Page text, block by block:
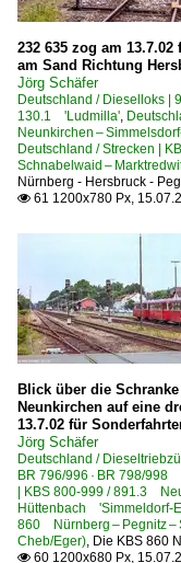
Brücken
Tunnel
Dampfloks
BR 01 DB
BR 01.10
BR 01.10
BR 18.4-6
BR 23 DB
BR 50 DB
BR 50 DB
BR 52 DR
BR 52.8
BR 93.5-12
Dieselloks | 92
2014
2015
2016
2017
2018
2020
2021
2023
2024
2025
2026
232 635 zog am
am Sand Richtung
Jörg Schäfer
Deutschland / Dieselloks
130.1 'Ludmilla',
Neunkirchen –
Deutschland / Strecken |
Schnabelwaid –
Nürnberg - Hersbruck -
 61 1200x780 Px,
Blick über die
Neunkirchen auf eine
13.7.02 für
Jörg Schäfer
Deutschland /
BR 796/996 · BR 798/
| KBS 800-999 / 891.3
Hüttenbach 'Simmeldorf-
860 Nürnberg – Pegnitz –
Cheb/Eger), Die KBS 860
 60 1200x680 Px,